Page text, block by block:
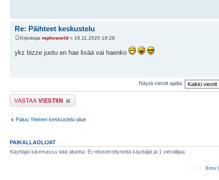
Re: Päihteet keskustelu
Kirjoittaja mphcworld » 16.11.2020 18:28
ykz bizze juotu en hae lisää vai haenko
Näytä viestit ajalta:
Lähetä vastaus
Paluu Yleinen keskustelu alue
PAIKALLAOLIJAT
Käyttäjiä lukemassa tätä aluetta: Ei rekisteröityneitä käyttäjiä ja 1 vierailijaa
Error